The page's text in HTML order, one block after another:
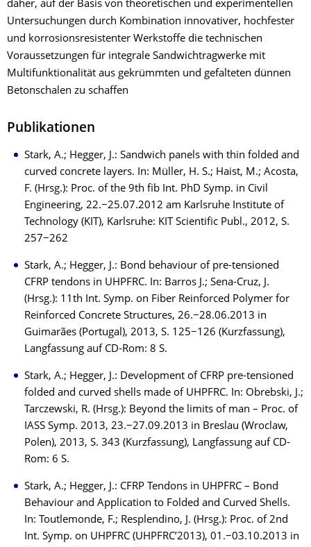
daher, auf der Basis von theoretischen und experimentellen
Untersuchungen durch Kombination innovativer, hochfester
und korrosionsresistenter Werkstoffe die technischen
Voraussetzungen für integrale Sandwichtragwerke mit
Multifunktionalität aus gekrümmten und gefalteten dünnen
Betonschalen zu schaffen
Publikationen
Stark, A.; Hegger, J.: Sandwich panels with thin folded and
curved concrete layers. In: Müller, H. S.; Haist, M.; Acosta,
F. (Hrsg.): Proc. of the 9th fib Int. PhD Symp. in Civil
Engineering, 22.−25.07.2012 am Karlsruhe Institute of
Technology (KIT), Karlsruhe: KIT Scientific Publ., 2012, S.
257−262
Stark, A.; Hegger, J.: Bond behaviour of pre-tensioned
CFRP tendons in UHPFRC. In: Barros J.; Sena-Cruz, J.
(Hrsg.): 11th Int. Symp. on Fiber Reinforced Polymer for
Reinforced Concrete Structures, 26.−28.06.2013 in
Guimarães (Portugal), 2013, S. 125−126 (Kurzfassung),
Langfassung auf CD-Rom: 8 S.
Stark, A.; Hegger, J.: Development of CFRP pre-tensioned
folded and curved shells made of UHPFRC. In: Obrebski, J.;
Tarczewski, R. (Hrsg.): Beyond the limits of man – Proc. of
IASS Symp. 2013, 23.−27.09.2013 in Breslau (Wroclaw,
Polen), 2013, S. 343 (Kurzfassung), Langfassung auf CD-
Rom: 6 S.
Stark, A.; Hegger, J.: CFRP Tendons in UHPFRC – Bond
Behaviour and Application to Folded and Curved Shells.
In: Toutlemonde, F.; Resplendino, J. (Hrsg.): Proc. of 2nd
Int. Symp. on UHPFRC (UHPFRC’2013), 01.−03.10.2013 in